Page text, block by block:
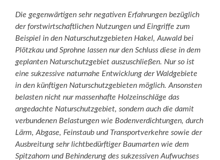
Die gegenwärtigen sehr negativen Erfahrungen bezüglich
der forstwirtschaftlichen Nutzungen und Eingriffe zum
Beispiel in den Naturschutzgebieten Hakel, Auwald bei
Plötzkau und Sprohne lassen nur den Schluss diese in dem
geplanten Naturschutzgebiet auszuschließen. Nur so ist
eine sukzessive naturnahe Entwicklung der Waldgebiete
in den künftigen Naturschutzgebieten möglich. Ansonsten
belasten nicht nur massenhafte Holzeinschläge das
angedachte Naturschutzgebiet, sondern auch die damit
verbundenen Belastungen wie Bodenverdichtungen, durch
Lärm, Abgase, Feinstaub und Transportverkehre sowie der
Ausbreitung sehr lichtbedürftiger Baumarten wie dem
Spitzahorn und Behinderung des sukzessiven Aufwuchses